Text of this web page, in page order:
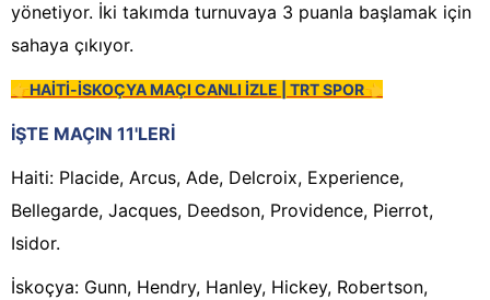
yönetiyor. İki takımda turnuvaya 3 puanla başlamak için
sahaya çıkıyor.
👉HAİTİ-İSKOÇYA MAÇI CANLI İZLE | TRT SPOR👈
İŞTE MAÇIN 11'LERİ
Haiti: Placide, Arcus, Ade, Delcroix, Experience,
Bellegarde, Jacques, Deedson, Providence, Pierrot,
Isidor.
İskoçya: Gunn, Hendry, Hanley, Hickey, Robertson,